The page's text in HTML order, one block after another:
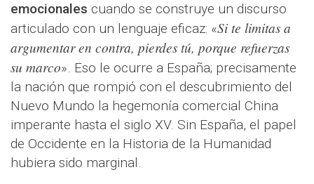
emocionales cuando se construye un discurso
articulado con un lenguaje eficaz: «Si te limitas a
argumentar en contra, pierdes tú, porque refuerzas
su marco». Eso le ocurre a España; precisamente
la nación que rompió con el descubrimiento del
Nuevo Mundo la hegemonía comercial China
imperante hasta el siglo XV. Sin España, el papel
de Occidente en la Historia de la Humanidad
hubiera sido marginal.